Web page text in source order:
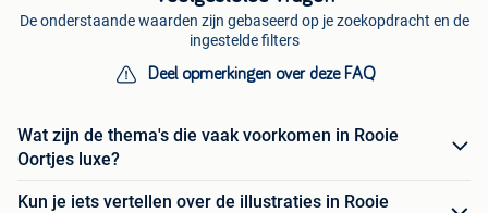
De onderstaande waarden zijn gebaseerd op je zoekopdracht en de
ingestelde filters
Deel opmerkingen over deze FAQ
Wat zijn de thema's die vaak voorkomen in Rooie
Oortjes luxe?
Kun je iets vertellen over de illustraties in Rooie